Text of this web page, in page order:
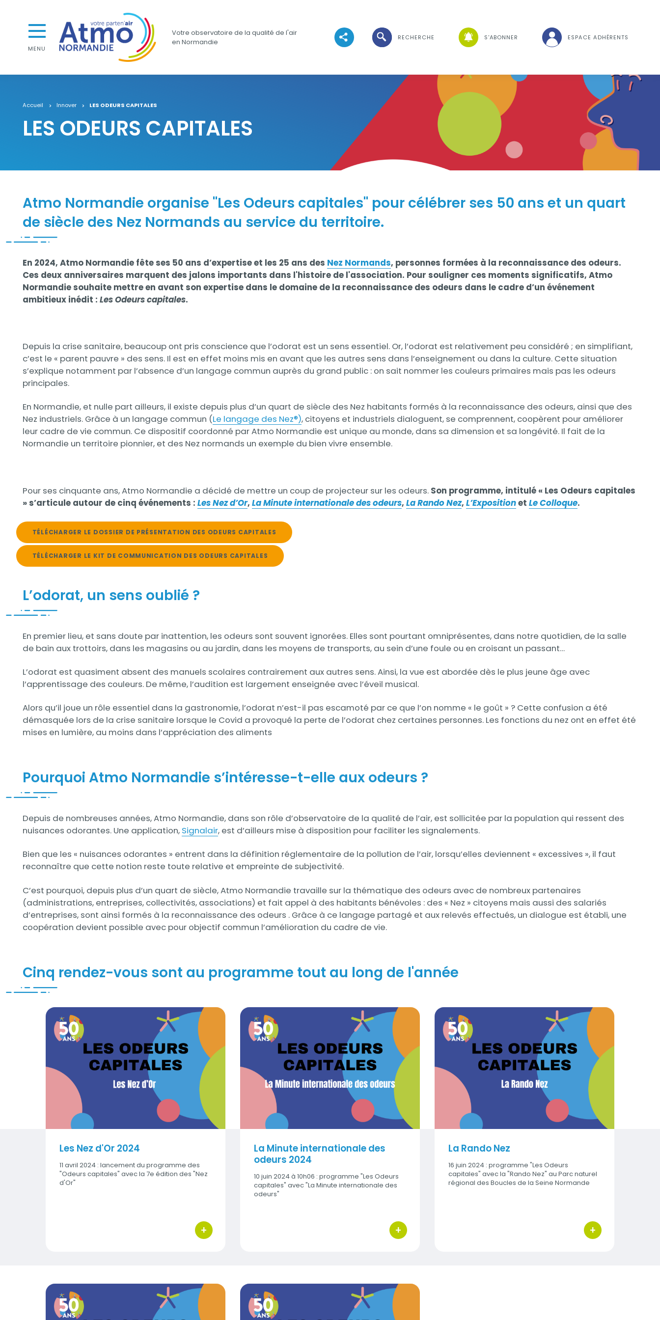
Aller au premier menu de navigation
Aller à la recherche
MENU
Votre observatoire de la qualité de l'air
en Normandie
Voir les réseaux sociaux
Ouvrir la recherche
RECHERCHE S'ABONNER ESPACE ADHÉRENTS
Accueil Innover LES ODEURS CAPITALES
LES ODEURS CAPITALES Visuel
Atmo Normandie organise "Les Odeurs capitales" pour célébrer ses 50 ans et un quart
de siècle des Nez Normands au service du territoire.
Contenu
En 2024, Atmo Normandie fête ses 50 ans d’expertise et les 25 ans des Nez Normands, personnes formées à la reconnaissance des odeurs.
Ces deux anniversaires marquent des jalons importants dans l'histoire de l'association. Pour souligner ces moments significatifs, Atmo
Normandie souhaite mettre en avant son expertise dans le domaine de la reconnaissance des odeurs dans le cadre d’un événement
ambitieux inédit :Les Odeurs capitales.
Contenu
Depuis la crise sanitaire, beaucoup ont pris conscience que l’odorat est un sens essentiel. Or, l’odorat est relativement peu considéré ; en simplifiant,
c’est le « parent pauvre » des sens. Il est en effet moins mis en avant que les autres sens dans l’enseignement ou dans la culture. Cette situation
s’explique notamment par l’absence d’un langage commun auprès du grand public : on sait nommer les couleurs primaires mais pas les odeurs
principales.
En Normandie, et nulle part ailleurs, il existe depuis plus d’un quart de siècle des Nez habitants formés à la reconnaissance des odeurs, ainsi que des
Nez industriels. Grâce à un langage commun (Le langage des Nez®), citoyens et industriels dialoguent, se comprennent, coopèrent pour améliorer
leur cadre de vie commun. Ce dispositif coordonné par Atmo Normandie est unique au monde, dans sa dimension et sa longévité. Il fait de la
Normandie un territoire pionnier, et des Nez normands un exemple du bien vivre ensemble.
Pour ses cinquante ans, Atmo Normandie a décidé de mettre un coup de projecteur sur les odeurs. Son programme, intitulé « Les Odeurs capitales
»s’articule autour de cinq événements :Les Nez d’Or,La Minute internationale des odeurs, La Rando Nez,L’ExpositionetLe Colloque.
TÉLÉCHARGER LE DOSSIER DE PRÉSENTATION DES ODEURS CAPITALES
TÉLÉCHARGER LE KIT DE COMMUNICATION DES ODEURS CAPITALES
L’odorat, un sens oublié ?
Contenu
En premier lieu, et sans doute par inattention, les odeurs sont souvent ignorées. Elles sont pourtant omniprésentes, dans notre quotidien, de la salle
de bain aux trottoirs, dans les magasins ou au jardin, dans les moyens de transports, au sein d’une foule ou en croisant un passant…
L’odorat est quasiment absent des manuels scolaires contrairement aux autres sens. Ainsi, la vue est abordée dès le plus jeune âge avec
l’apprentissage des couleurs. De même, l’audition est largement enseignée avec l’éveil musical.
Alors qu’il joue un rôle essentiel dans la gastronomie, l’odorat n’est-il pas escamoté par ce que l’on nomme « le goût » ? Cette confusion a été
démasquée lors de la crise sanitaire lorsque le Covid a provoqué la perte de l’odorat chez certaines personnes. Les fonctions du nez ont en effet été
mises en lumière, au moins dans l’appréciation des aliments
Pourquoi Atmo Normandie s’intéresse-t-elle aux odeurs ?
Contenu
Depuis de nombreuses années, Atmo Normandie, dans son rôle d’observatoire de la qualité de l’air, est sollicitée par la population qui ressent des
nuisances odorantes. Une application, Signalair, est d’ailleurs mise à disposition pour faciliter les signalements.
Bien que les « nuisances odorantes » entrent dans la définition réglementaire de la pollution de l’air, lorsqu’elles deviennent « excessives », il faut
reconnaître que cette notion reste toute relative et empreinte de subjectivité.
C’est pourquoi, depuis plus d’un quart de siècle, Atmo Normandie travaille sur la thématique des odeurs avec de nombreux partenaires
(administrations, entreprises, collectivités, associations) et fait appel à des habitants bénévoles : des « Nez » citoyens mais aussi des salariés
d’entreprises, sont ainsi formés à la reconnaissance des odeurs . Grâce à ce langage partagé et aux relevés effectués, un dialogue est établi, une
coopération devient possible avec pour objectif commun l’amélioration du cadre de vie.
Titre
Cinq rendez-vous sont au programme tout au long de l'année
Contenus
Les Nez d'Or 2024
Visuel
Les Nez d'Or 2024
11 avril 2024 : lancement du programme des
"Odeurs capitales" avec la 7e édition des "Nez
d'Or"
+
bouton d'actions
La Minute internationale des odeurs 2024
Visuel
La Minute internationale des
odeurs 2024
10 juin 2024 à 10h06 : programme "Les Odeurs
capitales" avec "La Minute internationale des
odeurs"
+
bouton d'actions
La Rando Nez
Visuel
La Rando Nez
16 juin 2024 : programme "Les Odeurs
capitales" avec la "Rando Nez" au Parc naturel
régional des Boucles de la Seine Normande
+
bouton d'actions
Contenus
L'Exposition, Les Odeurs capitales Le Colloque, Les Odeurs capitales